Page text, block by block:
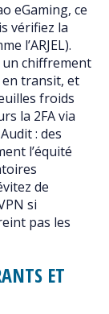
eGaming, ce
vérifiez la
l’ARJEL).
chiffrement
transit, et
froids
la 2FA via
: des
l’équité
de
si
pas les
ET